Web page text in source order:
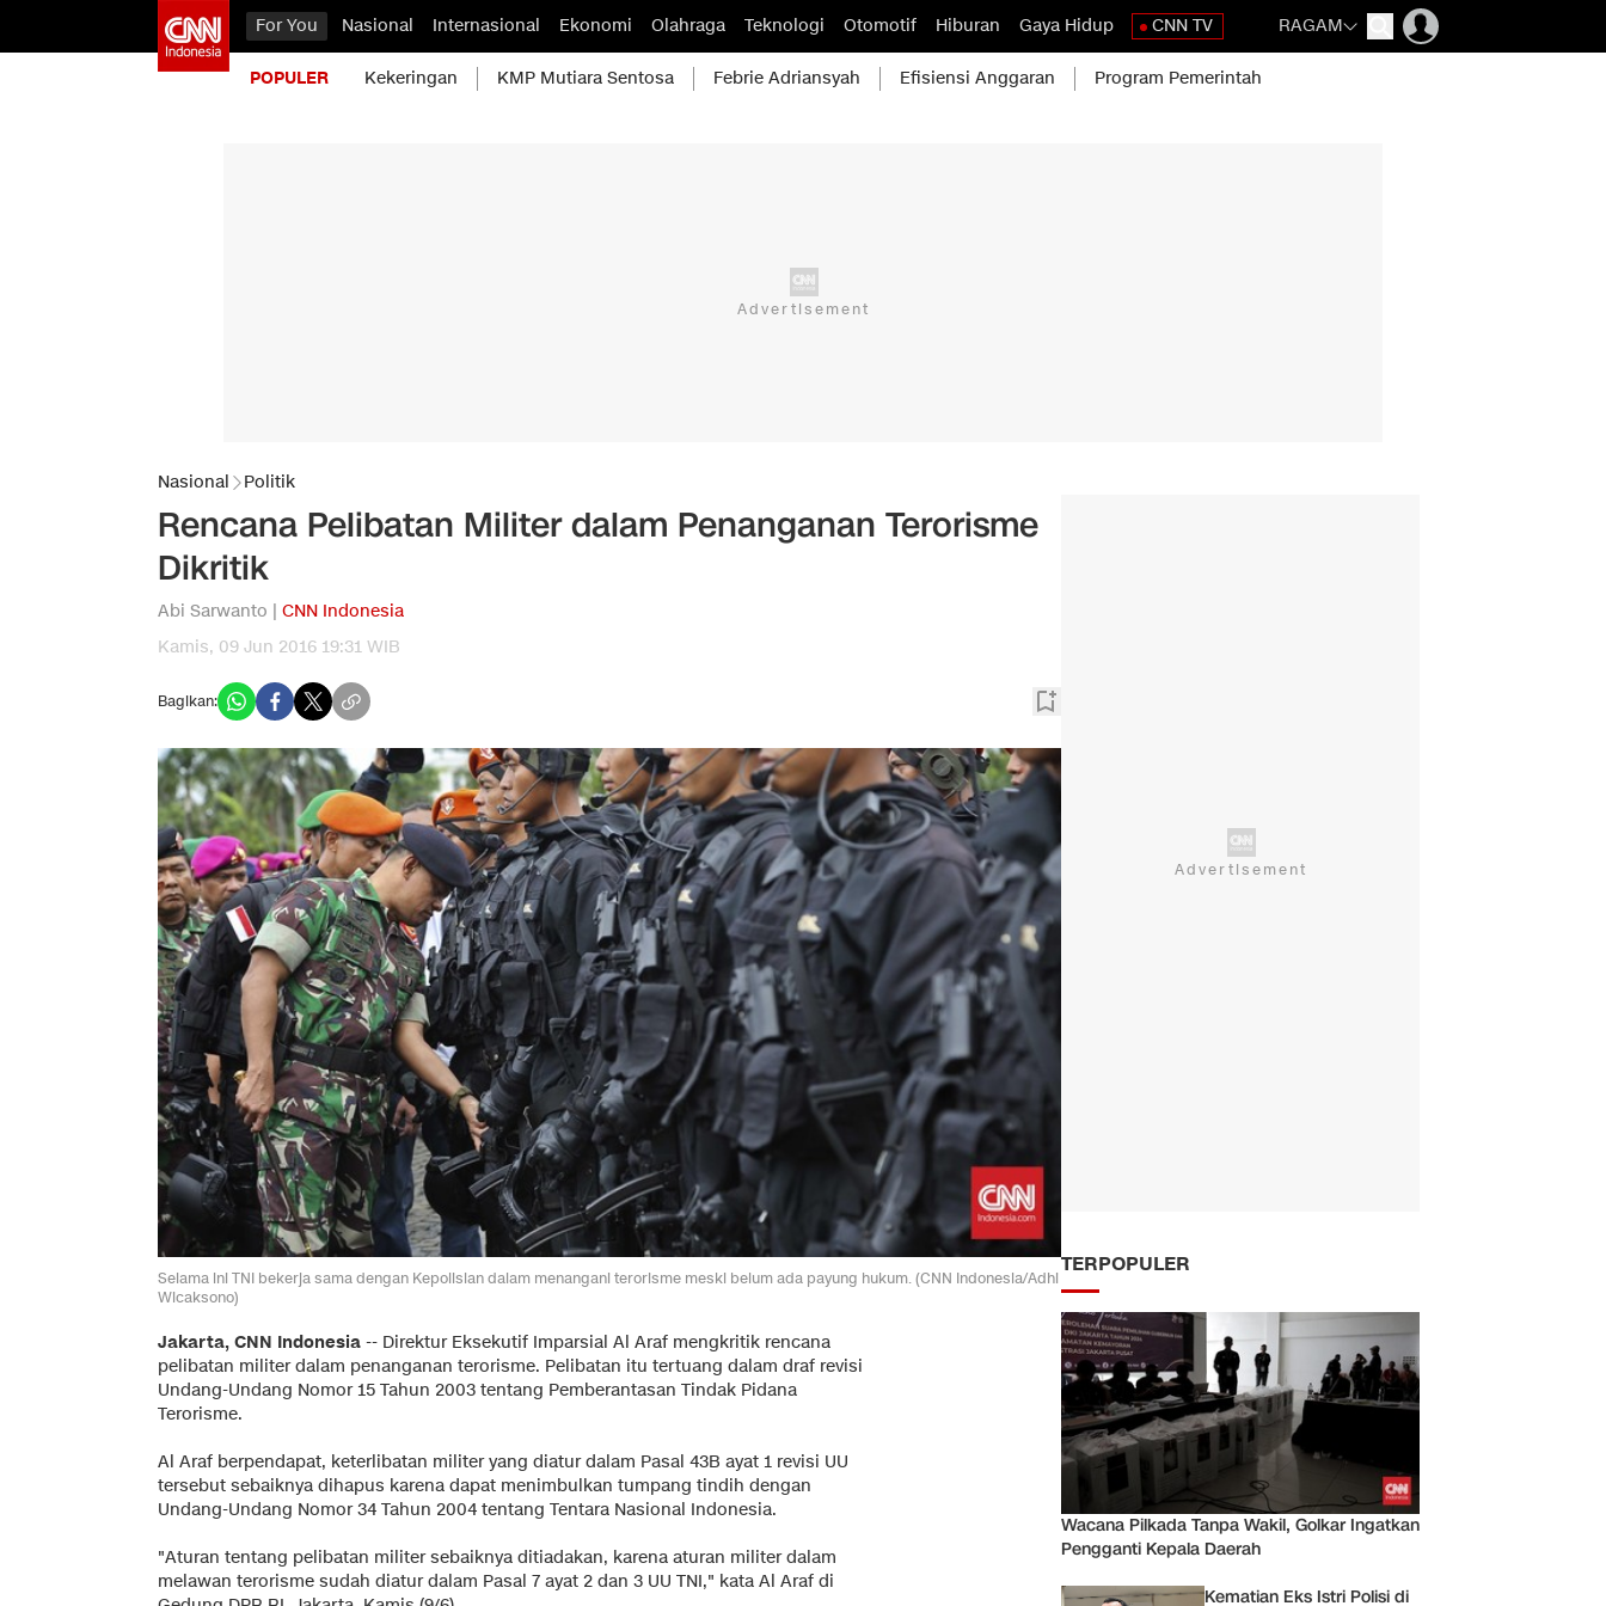
For You Nasional Internasional Ekonomi Olahraga Teknologi Otomotif Hiburan Gaya Hidup CNN TV RAGAM
POPULER Kekeringan KMP Mutiara Sentosa Febrie Adriansyah Efisiensi Anggaran Program Pemerintah
Nasional Politik
Rencana Pelibatan Militer dalam Penanganan Terorisme
Dikritik
Abi Sarwanto | CNN Indonesia
Kamis, 09 Jun 2016 19:31 WIB
Bagikan:
Selama ini TNI bekerja sama dengan Kepolisian dalam menangani terorisme meski belum ada payung hukum. (CNN Indonesia/Adhi
Wicaksono)
Jakarta, CNN Indonesia -- Direktur Eksekutif Imparsial Al Araf mengkritik rencana
pelibatan militer dalam penanganan terorisme. Pelibatan itu tertuang dalam draf revisi
Undang-Undang Nomor 15 Tahun 2003 tentang Pemberantasan Tindak Pidana
Terorisme.
Al Araf berpendapat, keterlibatan militer yang diatur dalam Pasal 43B ayat 1 revisi UU
tersebut sebaiknya dihapus karena dapat menimbulkan tumpang tindih dengan
Undang-Undang Nomor 34 Tahun 2004 tentang Tentara Nasional Indonesia.
"Aturan tentang pelibatan militer sebaiknya ditiadakan, karena aturan militer dalam
melawan terorisme sudah diatur dalam Pasal 7 ayat 2 dan 3 UU TNI," kata Al Araf di
TERPOPULER
Wacana Pilkada Tanpa Wakil, Golkar Ingatkan
Pengganti Kepala Daerah
Kematian Eks Istri Polisi di